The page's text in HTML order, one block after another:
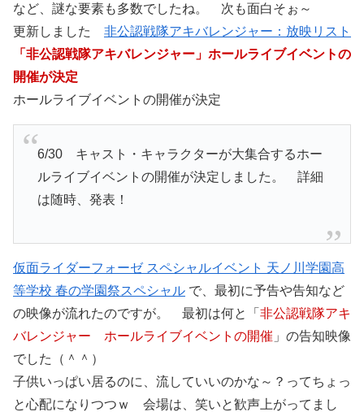
など、謎な要素も多数でしたね。 次も面白そぉ～
更新しました 非公認戦隊アキバレンジャー：放映リスト
「非公認戦隊アキバレンジャー」ホールライブイベントの
開催が決定
ホールライブイベントの開催が決定
6/30 キャスト・キャラクターが大集合するホー
ルライブイベントの開催が決定しました。 詳細
は随時、発表！
仮面ライダーフォーゼ スペシャルイベント 天ノ川学園高
等学校 春の学園祭スペシャル で、最初に予告や告知など
の映像が流れたのですが。 最初は何と「 非公認戦隊アキ
バレンジャー ホールライブイベントの開催 」の告知映像
でした（＾＾）
子供いっぱい居るのに、流していいのかな～？ってちょっ
と心配になりつつｗ 会場は、笑いと歓声上がってまし